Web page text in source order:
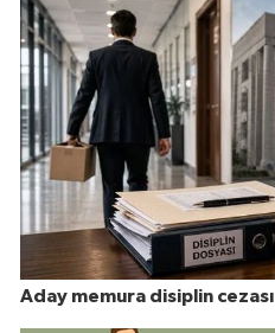
Aday memura disiplin